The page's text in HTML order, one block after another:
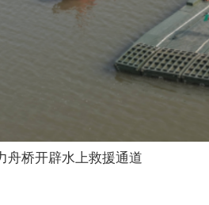
舟桥开辟水上救援通道